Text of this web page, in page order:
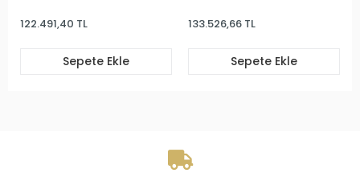
TL
Sepete Ekle
133.526,66 TL
Sepete Ekle